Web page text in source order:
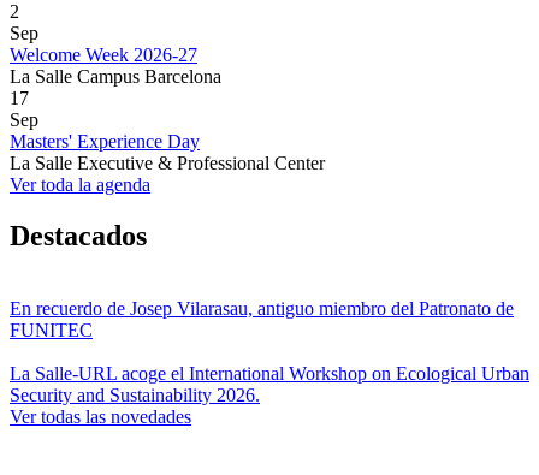
2
Sep
Welcome Week 2026-27
La Salle Campus Barcelona
17
Sep
Masters' Experience Day
La Salle Executive & Professional Center
Ver toda la agenda
Destacados
En recuerdo de Josep Vilarasau, antiguo miembro del Patronato de
FUNITEC
La Salle-URL acoge el International Workshop on Ecological Urban
Security and Sustainability 2026.
Ver todas las novedades